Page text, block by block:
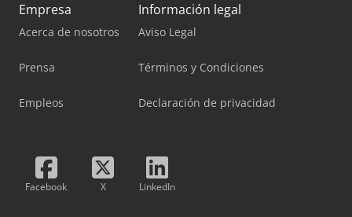
Empresa
Acerca de nosotros
Prensa
Empleos
Información legal
Aviso Legal
Términos y Condiciones
Declaración de privacidad
Facebook X LinkedIn